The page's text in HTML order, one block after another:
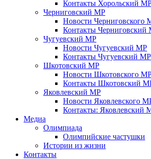
Контакты Хорольский
Черниговский МР
Новости Черниговского
Контакты Черниговский
Чугуевский МР
Новости Чугуевский МР
Контакты Чугуевский МР
Шкотовский МР
Новости Шкотовского
Контакты Шкотовский
Яковлевский МР
Новости Яковлевского
Контакты: Яковлевский
Медиа
Олимпиада
Олимпийские частушки
Истории из жизни
Контакты